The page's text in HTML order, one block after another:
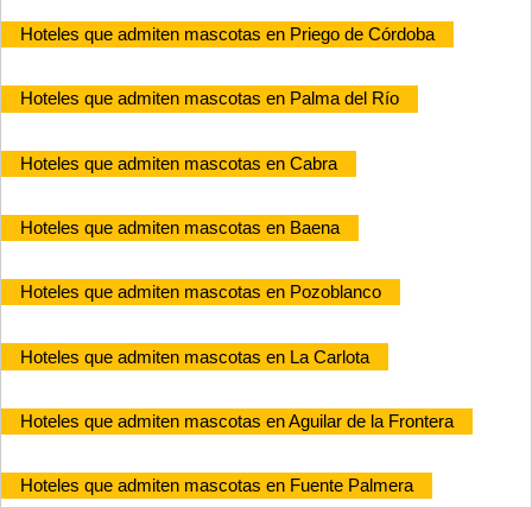
Hoteles que admiten mascotas en Priego de Córdoba
Hoteles que admiten mascotas en Palma del Río
Hoteles que admiten mascotas en Cabra
Hoteles que admiten mascotas en Baena
Hoteles que admiten mascotas en Pozoblanco
Hoteles que admiten mascotas en La Carlota
Hoteles que admiten mascotas en Aguilar de la Frontera
Hoteles que admiten mascotas en Fuente Palmera